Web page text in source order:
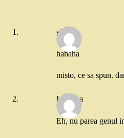
simona
hahaha
misto, ce sa spun.
Ionouka
Eh, nu parea genul